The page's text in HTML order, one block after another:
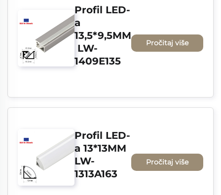
Profil LED-
a
13,5*9,5MM
LW-
1409E135
Pročitaj više
Profil LED-
a 13*13MM
LW-
1313A163
Pročitaj više